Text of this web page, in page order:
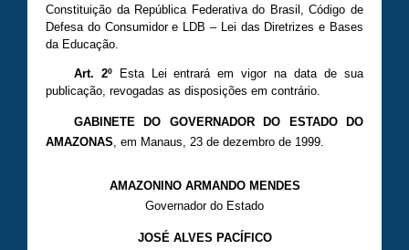
Constituição da República Federativa do Brasil, Código de
Defesa do Consumidor e LDB – Lei das Diretrizes e Bases
da Educação.
Art. 2ºEsta Lei entrará em vigor na data de sua
publicação, revogadas as disposições em contrário.
GABINETE DO GOVERNADOR DO ESTADO DO
AMAZONAS , em Manaus, 23 de dezembro de 1999.
AMAZONINO ARMANDO MENDES
Governador do Estado
JOSÉ ALVES PACÍFICO